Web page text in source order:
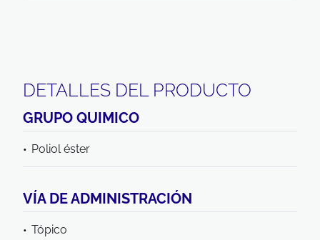
DETALLES DEL PRODUCTO
GRUPO QUIMICO
Poliol éster
VÍA DE ADMINISTRACIÓN
Tópico